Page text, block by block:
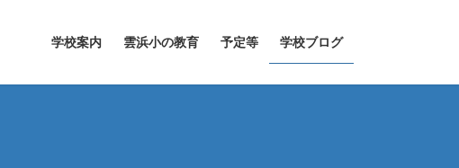
学校案内 雲浜小の教育 予定等 学校ブログ